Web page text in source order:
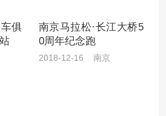
俱
南京马拉松·长江大桥5
0周年纪念跑
2018-12-16 南京